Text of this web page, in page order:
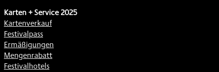
Karten + Service 2025
Kartenverkauf
Festivalpass
Ermäßigungen
Mengenrabatt
Festivalhotels